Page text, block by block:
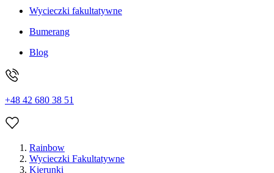
Wycieczki fakultatywne
Bumerang
Blog
+48 42 680 38 51
Rainbow
Wycieczki Fakultatywne
Kierunki